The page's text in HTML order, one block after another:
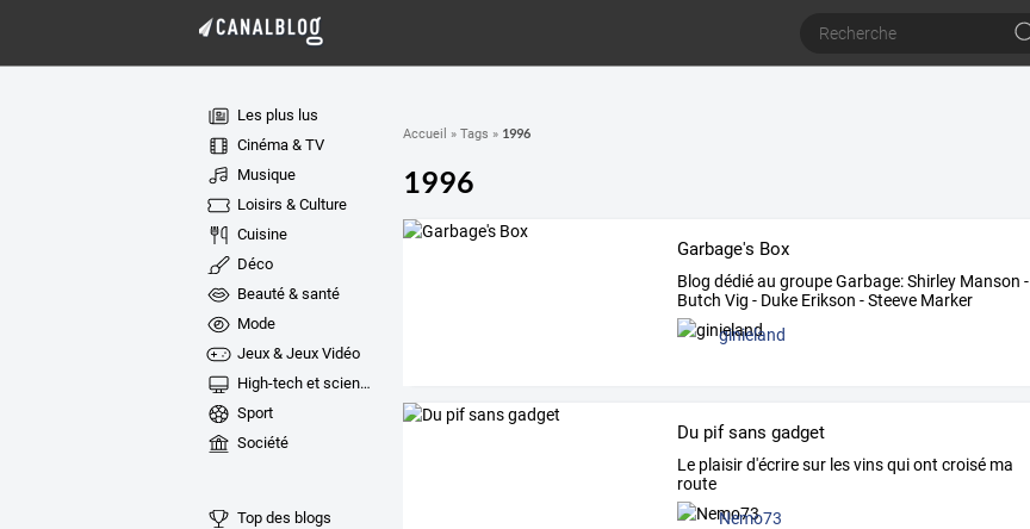
Les plus lus
Cinéma & TV
Musique
Loisirs & Culture
Cuisine
Déco
Beauté & santé
Mode
Jeux & Jeux Vidéo
High-tech et sciences
Sport
Société
Top des blogs
Accueil » Tags » 1996
1996
Garbage's Box
Blog dédié au groupe Garbage: Shirley Manson -
Butch Vig - Duke Erikson - Steeve Marker
ginieland
Du pif sans gadget
Le plaisir d'écrire sur les vins qui ont croisé ma
route
Nemo73